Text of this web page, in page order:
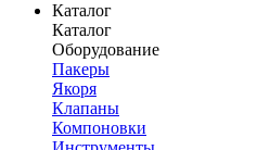
Каталог
Каталог
Оборудование
Пакеры
Якоря
Клапаны
Компоновки